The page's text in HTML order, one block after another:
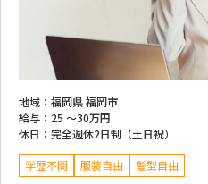
地域： 福岡県 福岡市
給与： 25 ～30万円
休日： 完全週休2日制（土日祝）
学歴不問 服装自由 髪型自由